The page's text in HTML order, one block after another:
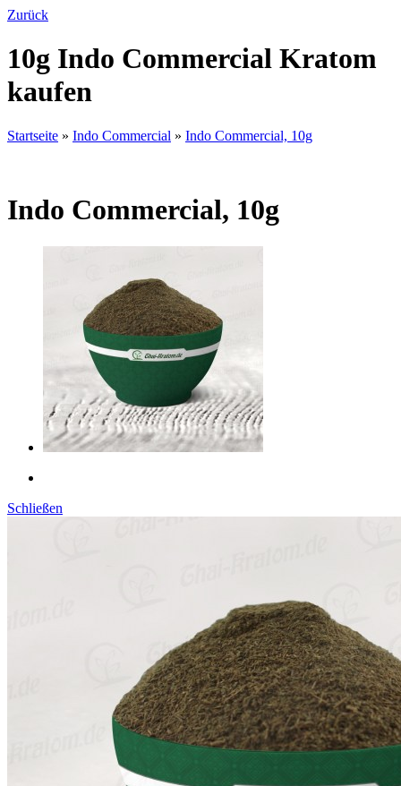
Zurück
10g Indo Commercial Kratom
kaufen
Startseite » Indo Commercial » Indo Commercial, 10g
Indo Commercial, 10g
Schließen